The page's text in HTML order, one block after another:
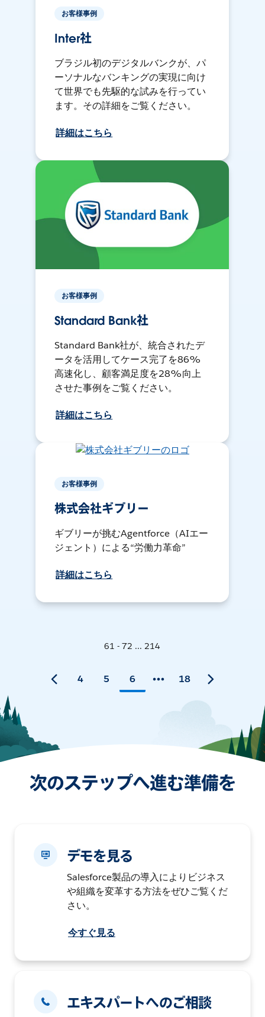
お客様事例
Inter社
ブラジル初のデジタルバンクが、パ
ーソナルなバンキングの実現に向け
て世界でも先駆的な試みを行ってい
ます。その詳細をご覧ください。
詳細はこちら
お客様事例
Standard Bank社
Standard Bank社が、統合されたデ
ータを活用してケース完了を86%
高速化し、顧客満足度を28%向上
させた事例をご覧ください。
詳細はこちら
お客様事例
株式会社ギブリー
ギブリーが挑むAgentforce（AIエー
ジェント）による“労働力革命”
詳細はこちら
61 - 72 ... 214
4 5 6 18
次のステップへ進む準備を
デモを見る
Salesforce製品の導入によりビジネス
や組織を変革する方法をぜひご覧くだ
さい。
今すぐ見る
エキスパートへのご相談